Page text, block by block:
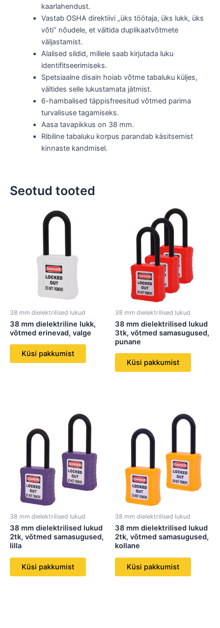
kaarlahendust.
Vastab OSHA direktiivi „üks töötaja, üks lukk, üks
võti“ nõudele, et vältida duplikaatvõtmete
väljastamist.
Alalised sildid, millele saab kirjutada luku
identifitseerimiseks.
Spetsiaalne disain hoiab võtme tabaluku küljes,
vältides selle lukustamata jätmist.
6-hambalised täppisfreesitud võtmed parima
turvalisuse tagamiseks.
Aasa tavapikkus on 38 mm.
Ribiline tabaluku korpus parandab käsitsemist
kinnaste kandmisel.
Seotud tooted
38 mm dielektrilised lukud
38 mm dielektriline lukk,
võtmed erinevad, valge
Küsi pakkumist
38 mm dielektrilised lukud
38 mm dielektrilised lukud
3tk, võtmed samasugused,
punane
Küsi pakkumist
38 mm dielektrilised lukud
38 mm dielektrilised lukud
2tk, võtmed samasugused,
lilla
Küsi pakkumist
38 mm dielektrilised lukud
38 mm dielektrilised lukud
2tk, võtmed samasugused,
kollane
Küsi pakkumist